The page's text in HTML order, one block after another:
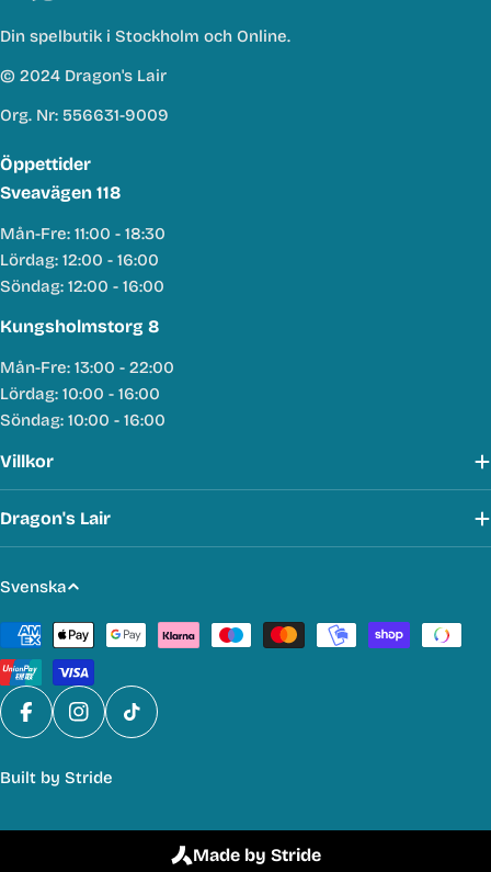
Din spelbutik i Stockholm och Online.
© 2024 Dragon's Lair
Org. Nr: 556631-9009
Öppettider
Sveavägen 118
Mån-Fre: 11:00 - 18:30
Lördag: 12:00 - 16:00
Söndag: 12:00 - 16:00
Kungsholmstorg 8
Mån-Fre: 13:00 - 22:00
Lördag: 10:00 - 16:00
Söndag: 10:00 - 16:00
Villkor
Dragon's Lair
S
p
r
å
k
Svenska
Betalmetoder
FacebookInstagram
TikTok
Built by Stride
Made by Stride